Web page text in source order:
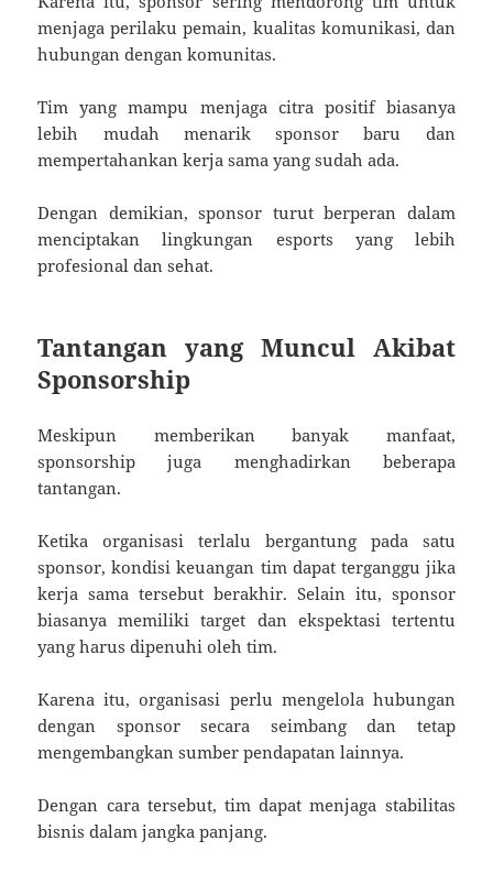
menjaga perilaku pemain, kualitas komunikasi, dan
hubungan dengan komunitas.
Tim yang mampu menjaga citra positif biasanya
lebih mudah menarik sponsor baru dan
mempertahankan kerja sama yang sudah ada.
Dengan demikian, sponsor turut berperan dalam
menciptakan lingkungan esports yang lebih
profesional dan sehat.
Tantangan yang Muncul Akibat
Sponsorship
Meskipun memberikan banyak manfaat,
sponsorship juga menghadirkan beberapa
tantangan.
Ketika organisasi terlalu bergantung pada satu
sponsor, kondisi keuangan tim dapat terganggu jika
kerja sama tersebut berakhir. Selain itu, sponsor
biasanya memiliki target dan ekspektasi tertentu
yang harus dipenuhi oleh tim.
Karena itu, organisasi perlu mengelola hubungan
dengan sponsor secara seimbang dan tetap
mengembangkan sumber pendapatan lainnya.
Dengan cara tersebut, tim dapat menjaga stabilitas
bisnis dalam jangka panjang.